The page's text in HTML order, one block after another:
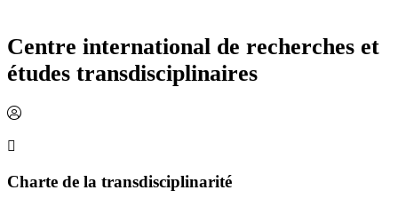
Centre international de recherches et
études transdisciplinaires
Charte de la transdisciplinarité